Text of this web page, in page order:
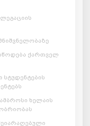
ქართველ
სტუდენტების
ხელაის